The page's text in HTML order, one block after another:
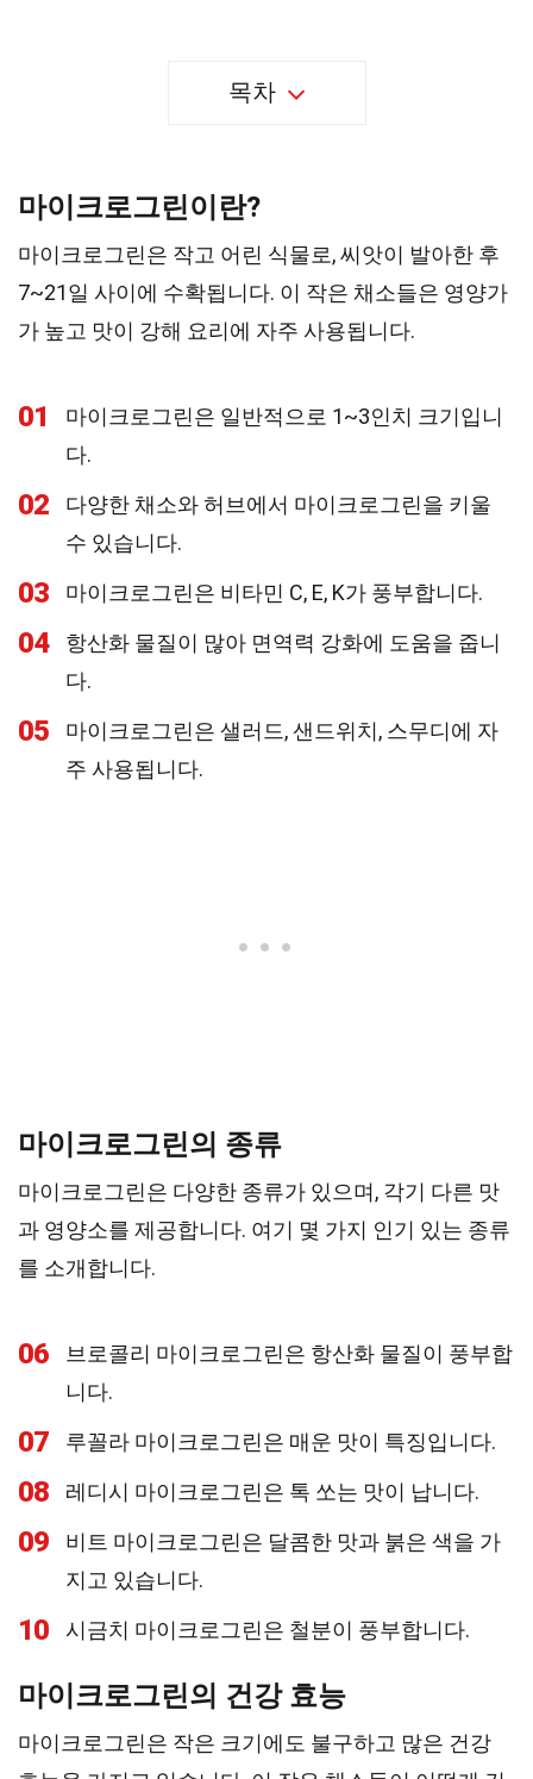
목차
마이크로그린이란?
마이크로그린은 작고 어린 식물로, 씨앗이 발아한 후
7~21일 사이에 수확됩니다. 이 작은 채소들은 영양가
가 높고 맛이 강해 요리에 자주 사용됩니다.
01
마이크로그린은 일반적으로 1~3인치 크기입니
다.
02
다양한 채소와 허브에서 마이크로그린을 키울
수 있습니다.
03 마이크로그린은 비타민 C, E, K가 풍부합니다.
04
항산화 물질이 많아 면역력 강화에 도움을 줍니
다.
05
마이크로그린은 샐러드, 샌드위치, 스무디에 자
주 사용됩니다.
마이크로그린의 종류
마이크로그린은 다양한 종류가 있으며, 각기 다른 맛
과 영양소를 제공합니다. 여기 몇 가지 인기 있는 종류
를 소개합니다.
06
브로콜리 마이크로그린은 항산화 물질이 풍부합
니다.
07 루꼴라 마이크로그린은 매운 맛이 특징입니다.
08 레디시 마이크로그린은 톡 쏘는 맛이 납니다.
09
비트 마이크로그린은 달콤한 맛과 붉은 색을 가
지고 있습니다.
10 시금치 마이크로그린은 철분이 풍부합니다.
마이크로그린의 건강 효능
마이크로그린은 작은 크기에도 불구하고 많은 건강